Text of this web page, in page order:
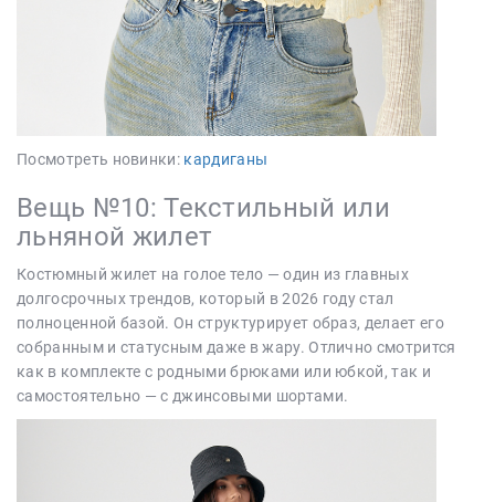
Посмотреть новинки: кардиганы
Вещь №10: Текстильный или
льняной жилет
Костюмный жилет на голое тело — один из главных
долгосрочных трендов, который в 2026 году стал
полноценной базой. Он структурирует образ, делает его
собранным и статусным даже в жару. Отлично смотрится
как в комплекте с родными брюками или юбкой, так и
самостоятельно — с джинсовыми шортами.